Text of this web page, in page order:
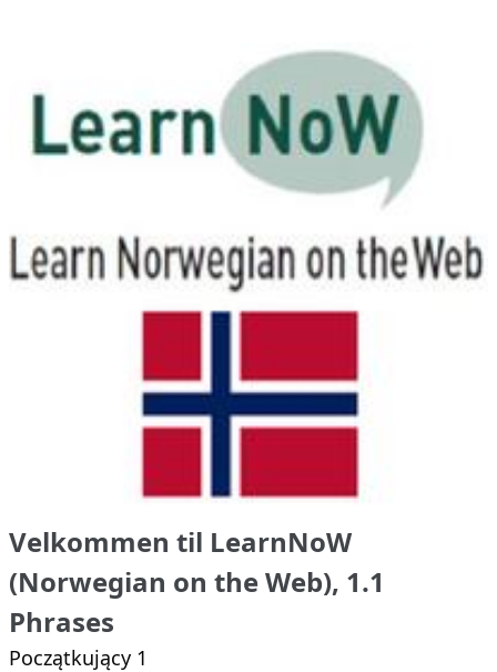
Velkommen til LearnNoW
(Norwegian on the Web), 1.1
Phrases
Początkujący 1